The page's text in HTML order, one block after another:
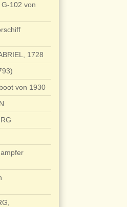
102 von
1728
von 1930